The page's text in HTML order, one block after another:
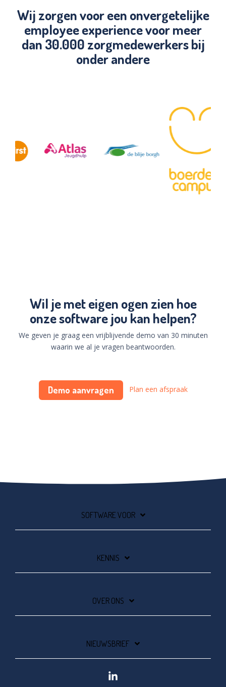
Wij zorgen voor een onvergetelijke
employee experience voor meer
dan 30.000 zorgmedewerkers bij
onder andere
Wil je met eigen ogen zien hoe
onze software jou kan helpen?
We geven je graag een vrijblijvende demo van 30 minuten
waarin we al je vragen beantwoorden.
Demo aanvragen Plan een afspraak
SOFTWARE VOOR
KENNIS
OVER ONS
NIEUWSBRIEF